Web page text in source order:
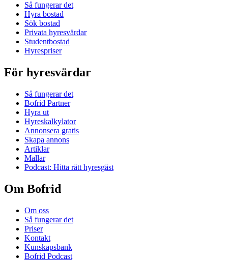
Så fungerar det
Hyra bostad
Sök bostad
Privata hyresvärdar
Studentbostad
Hyrespriser
För hyresvärdar
Så fungerar det
Bofrid Partner
Hyra ut
Hyreskalkylator
Annonsera gratis
Skapa annons
Artiklar
Mallar
Podcast: Hitta rätt hyresgäst
Om Bofrid
Om oss
Så fungerar det
Priser
Kontakt
Kunskapsbank
Bofrid Podcast